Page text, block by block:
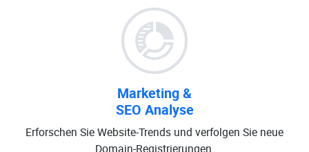
Marketing &
SEO Analyse
Erforschen Sie Website-Trends und verfolgen Sie neue
Domain-Registrierungen.